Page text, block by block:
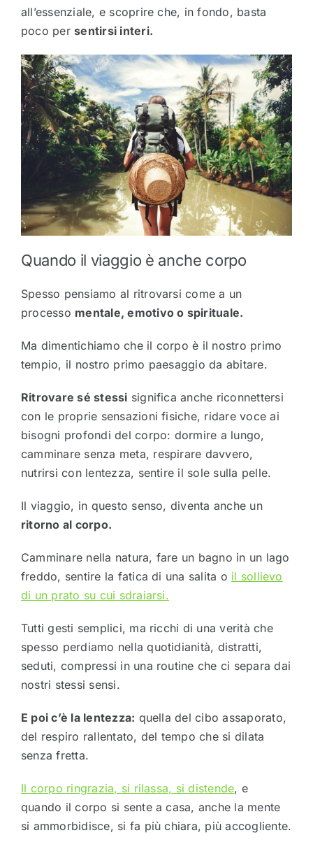
all’essenziale, e scoprire che, in fondo, basta
poco persentirsi interi.
Quando il viaggio è anche corpo
Spesso pensiamo al ritrovarsi come a un
processo mentale, emotivo o spirituale.
Ma dimentichiamo che il corpo è il nostro primo
tempio, il nostro primo paesaggio da abitare.
Ritrovare sé stessi significa anche riconnettersi
con le proprie sensazioni fisiche, ridare voce ai
bisogni profondi del corpo: dormire a lungo,
camminare senza meta, respirare davvero,
nutrirsi con lentezza, sentire il sole sulla pelle.
Il viaggio, in questo senso, diventa anche un
ritorno al corpo.
Camminare nella natura, fare un bagno in un lago
freddo, sentire la fatica di una salita o il sollievo
di un prato su cui sdraiarsi.
Tutti gesti semplici, ma ricchi di una verità che
spesso perdiamo nella quotidianità, distratti,
seduti, compressi in una routine che ci separa dai
nostri stessi sensi.
E poi c’è la lentezza: quella del cibo assaporato,
del respiro rallentato, del tempo che si dilata
senza fretta.
Il corpo ringrazia, si rilassa, si distende, e
quando il corpo si sente a casa, anche la mente
si ammorbidisce, si fa più chiara, più accogliente.